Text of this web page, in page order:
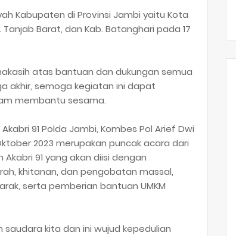
Kabupaten di Provinsi Jambi yaitu Kota
Barat, dan Kab. Batanghari pada 17
atas bantuan dan dukungan semua
akhir, semoga kegiatan ini dapat
membantu sesama.
91 Polda Jambi, Kombes Pol Arief Dwi
2023 merupakan puncak acara dari
91 yang akan diisi dengan
khitanan, dan pengobatan massal,
serta pemberian bantuan UMKM
kita dan ini wujud kepedulian